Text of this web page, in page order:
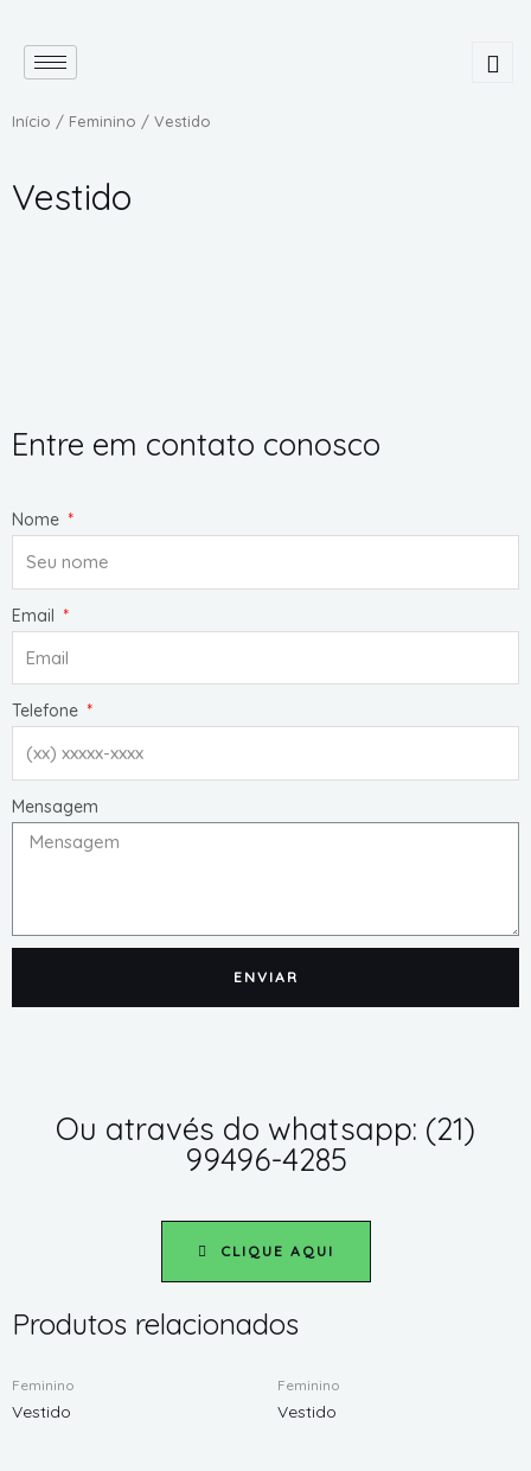
Início / Feminino / Vestido
Vestido
Entre em contato conosco
Nome
Email
Telefone
Mensagem
ENVIAR
Ou através do whatsapp: (21)
99496-4285
CLIQUE AQUI
Produtos relacionados
Feminino
Vestido
Feminino
Vestido